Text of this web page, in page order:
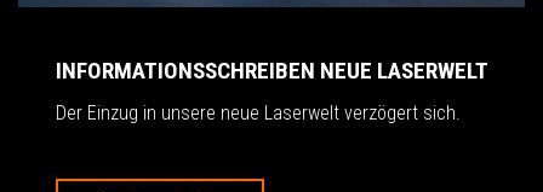
INFORMATIONSSCHREIBEN NEUE LASERWELT
Der Einzug in unsere neue Laserwelt verzögert sich.